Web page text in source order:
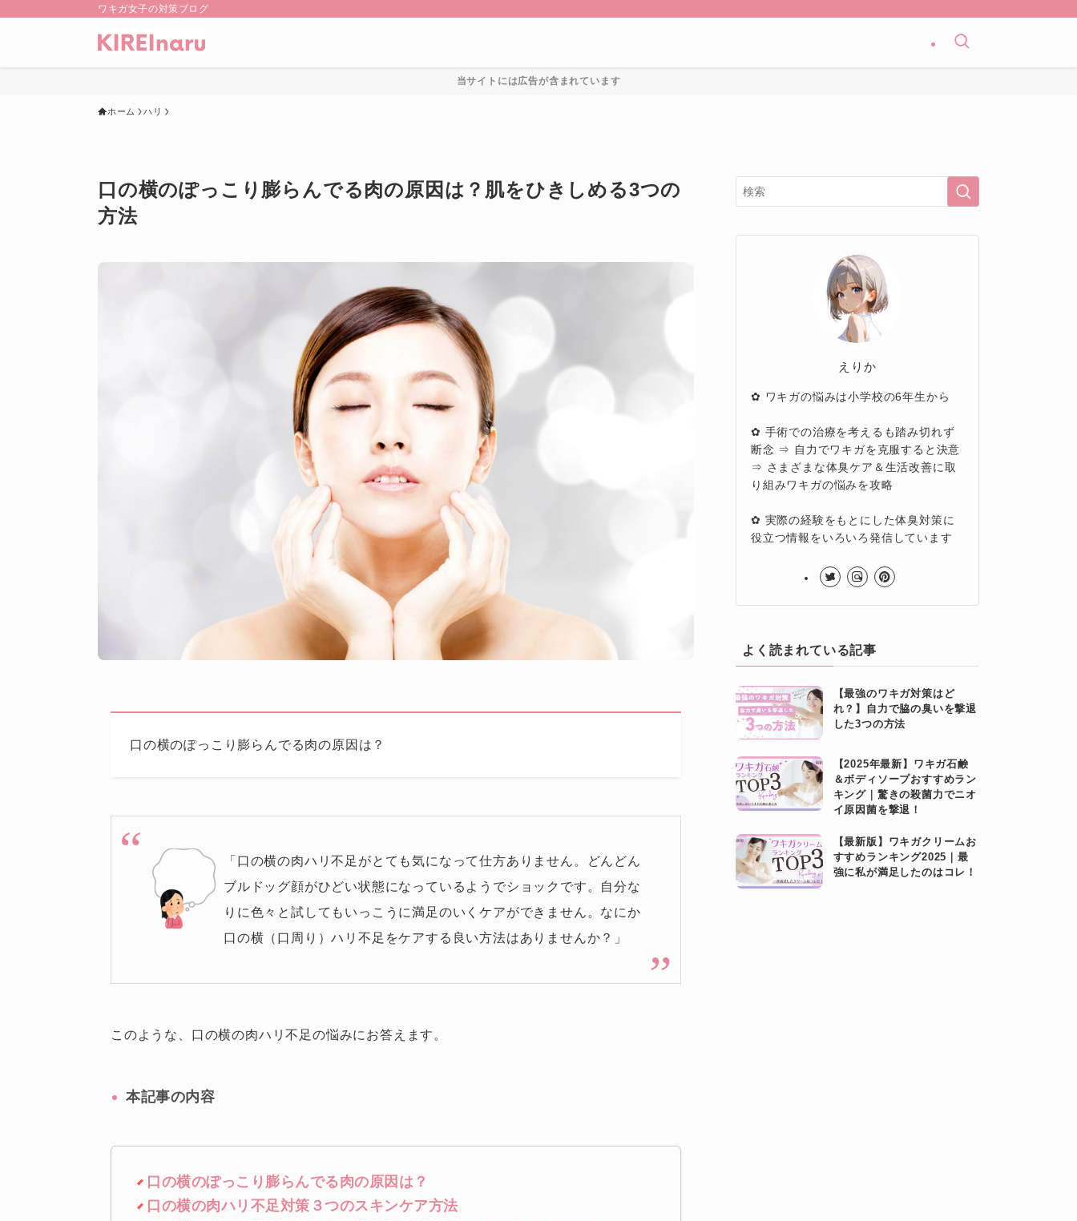
ワキガ女子の対策ブログ
当サイトには広告が含まれています
ホーム ハリ
口の横のぽっこり膨らんでる肉の原因は？肌をひきしめる3つの
方法
口の横のぽっこり膨らんでる肉の原因は？
「口の横の肉ハリ不足がとても気になって仕方ありません。どんどん
ブルドッグ顔がひどい状態になっているようでショックです。自分な
りに色々と試してもいっこうに満足のいくケアができません。なにか
口の横（口周り）ハリ不足をケアする良い方法はありませんか？」
このような、口の横の肉ハリ不足の悩みにお答えます。
本記事の内容
口の横のぽっこり膨らんでる肉の原因は？
口の横の肉ハリ不足対策３つのスキンケア方法
えりか
✿ ワキガの悩みは小学校の6年生から
✿ 手術での治療を考えるも踏み切れず
断念 ⇒ 自力でワキガを克服すると決意
⇒ さまざまな体臭ケア＆生活改善に取
り組みワキガの悩みを攻略
✿ 実際の経験をもとにした体臭対策に
役立つ情報をいろいろ発信しています
よく読まれている記事
【最強のワキガ対策はど
れ？】自力で脇の臭いを撃退
した3つの方法
【2025年最新】ワキガ石鹸
＆ボディソープおすすめラン
キング｜驚きの殺菌力でニオ
イ原因菌を撃退！
【最新版】ワキガクリームお
すすめランキング2025｜最
強に私が満足したのはコレ！